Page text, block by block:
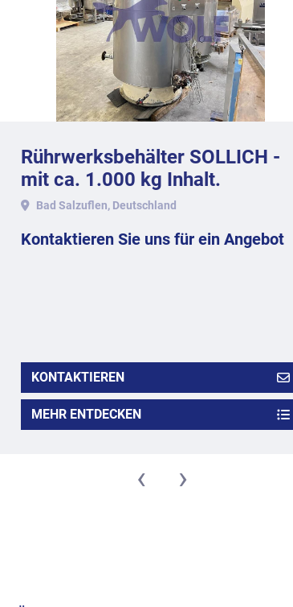
Rührwerksbehälter SOLLICH -
mit ca. 1.000 kg Inhalt.
Bad Salzuflen, Deutschland
Kontaktieren Sie uns für ein Angebot
KONTAKTIEREN
MEHR ENTDECKEN
‹ ›